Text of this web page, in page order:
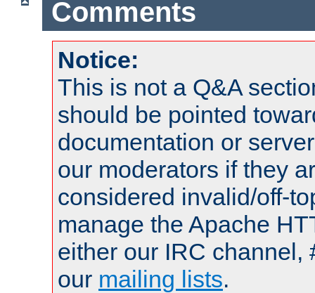
Comments
Notice:
This is not a Q&A
should be pointed
documentation or
our moderators if they
considered invalid/off-
manage the Apache
either our IRC channel,
our mailing lists.